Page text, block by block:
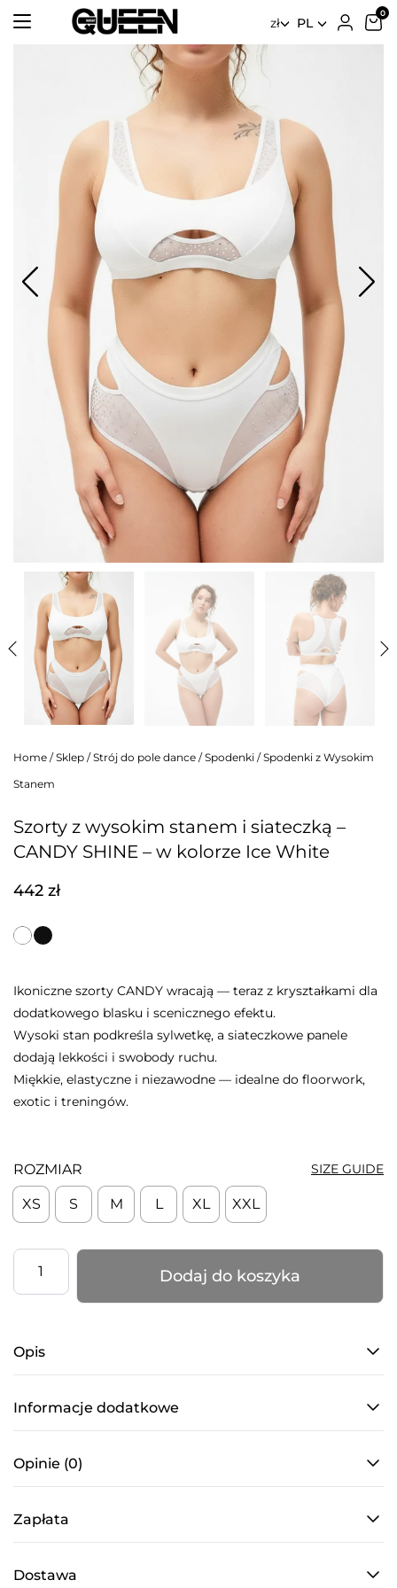
zł PL
Home / Sklep / Strój do pole dance / Spodenki / Spodenki z Wysokim
Stanem
Szorty z wysokim stanem i siateczką –
CANDY SHINE – w kolorze Ice White
442 zł
Ikoniczne szorty CANDY wracają — teraz z kryształkami dla
dodatkowego blasku i scenicznego efektu.
Wysoki stan podkreśla sylwetkę, a siateczkowe panele
dodają lekkości i swobody ruchu.
Miękkie, elastyczne i niezawodne — idealne do floorwork,
exotic i treningów.
SIZE GUIDE
ROZMIAR
XS S M L XL XXL
stanem
i
siateczką
SHINE
w
kolorze
Ice
Dodaj do koszyka
Opis
Informacje dodatkowe
Opinie (0)
Zapłata
Dostawa